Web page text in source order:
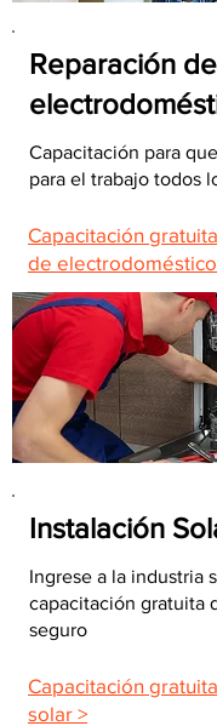
Reparación de
Capacitación para
para el trabajo todos
Capacitación
de
Instalación
Ingrese a la industria
capacitación gratuita
seguro
Capacitación
solar >